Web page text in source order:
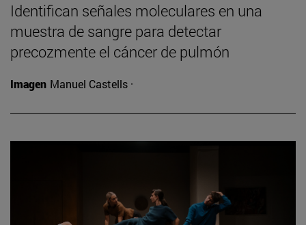
Identifican señales moleculares en una
muestra de sangre para detectar
precozmente el cáncer de pulmón
Imagen Manuel Castells ·